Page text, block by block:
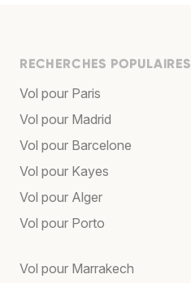
RECHERCHES POPULAIRES
Vol pour Paris
Vol pour Madrid
Vol pour Barcelone
Vol pour Kayes
Vol pour Alger
Vol pour Porto
Vol pour Marrakech